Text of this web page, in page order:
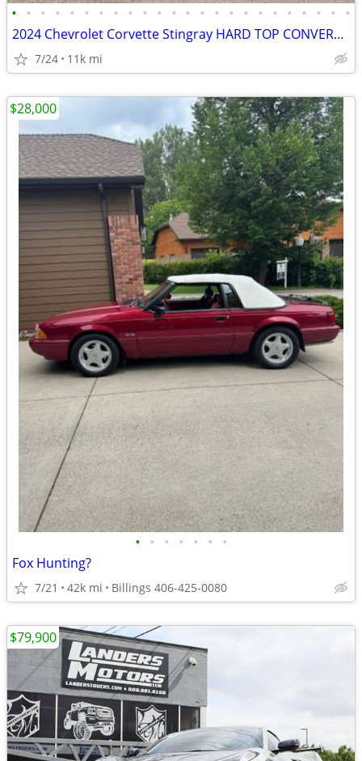
• • • • • • • • • • • • • • • • • • • • • • • •
2024 Chevrolet Corvette Stingray HARD TOP CONVERTIBLE HIGH WING 3LT
7/24 11k mi
• • • • • • •
Fox Hunting?
7/21 42k mi Billings 406-425-0080
$28,000
$79,900